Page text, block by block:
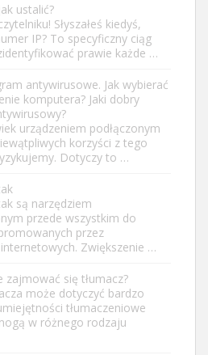
ustalić?
Słyszałeś kiedyś,
IP? To specyficzny ciąg
prawie każde …
antywirusowe. Jak wybierać
komputera? Jaki dobry
urządzeniem podłączonym
korzyści z tego
Dotyczy to …
są narzędziem
przede wszystkim do
przez
Zwiększenie …
zajmować się tłumacz?
może dotyczyć bardzo
tłumaczeniowe
w różnego rodzaju